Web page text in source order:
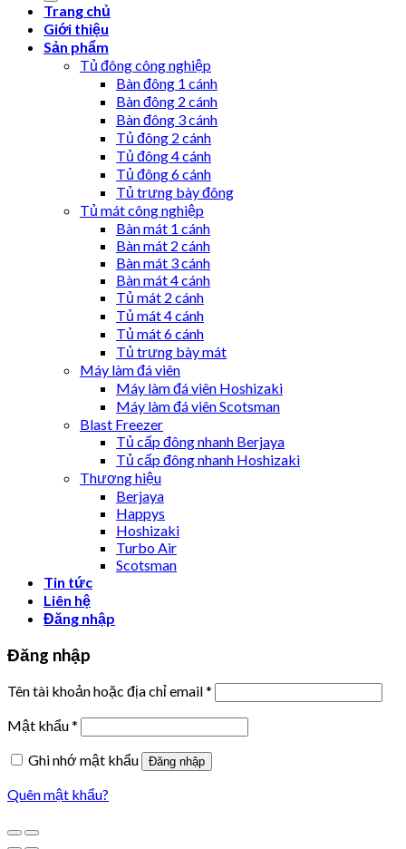
Trang chủ
Giới thiệu
Sản phẩm
Tủ đông công nghiệp
Bàn đông 1 cánh
Bàn đông 2 cánh
Bàn đông 3 cánh
Tủ đông 2 cánh
Tủ đông 4 cánh
Tủ đông 6 cánh
Tủ trưng bày đông
Tủ mát công nghiệp
Bàn mát 1 cánh
Bàn mát 2 cánh
Bàn mát 3 cánh
Bàn mát 4 cánh
Tủ mát 2 cánh
Tủ mát 4 cánh
Tủ mát 6 cánh
Tủ trưng bày mát
Máy làm đá viên
Máy làm đá viên Hoshizaki
Máy làm đá viên Scotsman
Blast Freezer
Tủ cấp đông nhanh Berjaya
Tủ cấp đông nhanh Hoshizaki
Thương hiệu
Berjaya
Happys
Hoshizaki
Turbo Air
Scotsman
Tin tức
Liên hệ
Đăng nhập
Đăng nhập
Tên tài khoản hoặc địa chỉ email*
Mật khẩu*
Ghi nhớ mật khẩu
Đăng nhập
Quên mật khẩu?